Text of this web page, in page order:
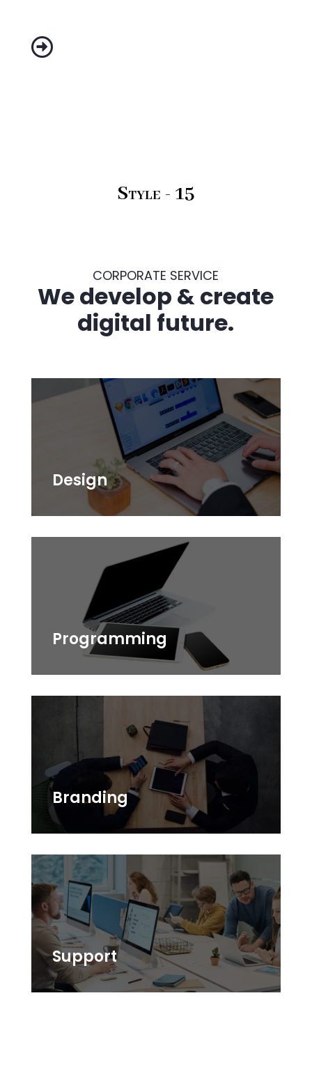

Style - 15
CORPORATE SERVICE
We develop & create
digital future.
Design
Programming
Branding
Support